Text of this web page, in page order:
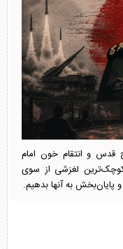
قدس و انتقام خون امام
لغزشی از سوی
به آنها بدهیم.